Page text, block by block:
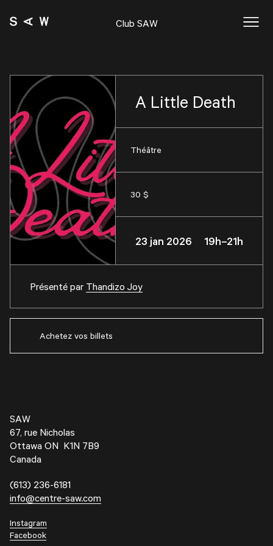
Club SAW
A Little Death
Théâtre
30 $
23 jan 2026 19h–21h
Présenté par Thandizo Joy
Achetez vos billets
SAW
67, rue Nicholas
Ottawa ON K1N 7B9
Canada
(613) 236-6181
info@centre-saw.com
Instagram
Facebook